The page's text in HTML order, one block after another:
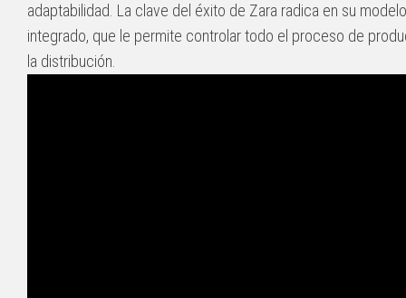
adaptabilidad. La clave del éxito de Zara radica en su
integrado, que le permite controlar todo el proceso de
la distribución.